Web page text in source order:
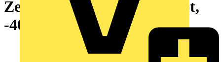
Zeichen: ohne, Polyester, rot,
-40...120 °C